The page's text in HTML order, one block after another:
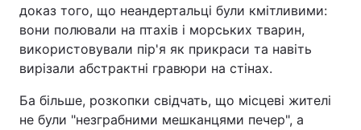
доказ того, що неандертальці були кмітливими:
вони полювали на птахів і морських тварин,
використовували пір'я як прикраси та навіть
вирізали абстрактні гравюри на стінах.
Ба більше, розкопки свідчать, що місцеві жителі
не були "незграбними мешканцями печер", а